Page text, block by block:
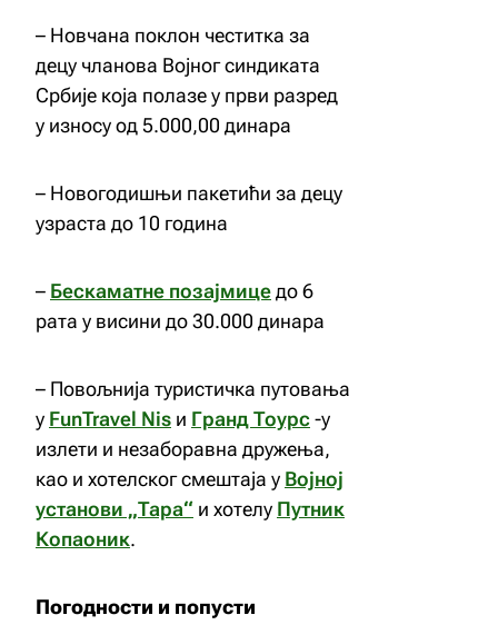
– Новчана поклон честитка за
децу чланова Војног синдиката
Србије која полазе у први разред
у износу од 5.000,00 динара
– Новогодишњи пакетићи за децу
узраста до 10 година
– Бескаматне позајмицедо 6
рата у висини до 30.000 динара
– Повољнија туристичка путовања
y FunTravel Nis и Гранд Тоурс-у
излети и незаборавна дружења,
као и хотелског смештаја у Војној
установи „Тара“ и хотелу Путник
Копаоник.
Погодности и попусти